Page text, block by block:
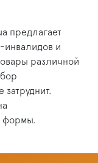
предлагает
инвалидов и
различной
затруднит.
формы.